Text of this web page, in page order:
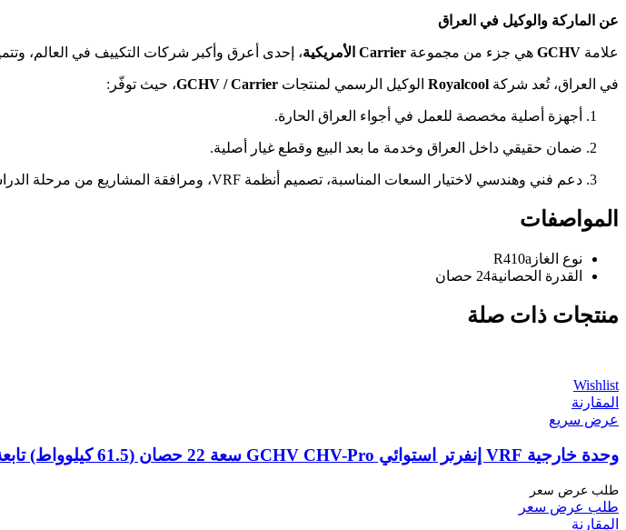
عن الماركة والوكيل في العراق
علامة GCHV هي جزء من مجموعة Carrier الأمريكية ، إحدى أعرق وأكبر شركات التكييف في العالم،
في العراق، تُعد شركة Royalcool الوكيل الرسمي لمنتجات GCHV / Carrier، حيث توفّر:
أجهزة أصلية مخصصة للعمل في أجواء العراق الحارة.
ضمان حقيقي داخل العراق وخدمة ما بعد البيع وقطع غيار أصلية.
دعم فني وهندسي لاختيار السعات المناسبة، تصميم أنظمة VRF، ومرافقة المشاريع من مرحلة الدراسة إلى التنفيذ والتشغيل.
المواصفات
نوع الغاز R410a
القدرة الحصانية24 حصان
منتجات ذات صلة
Wishlist
المقارنة
عرض سريع
وحدة خارجية VRF إنفرتر استوائي GCHV CHV-Pro سعة 22 حصان (61.5 كيلوواط) تابعة لشركة Carrier
طلب عرض سعر
طلب عرض سعر
المقارنة